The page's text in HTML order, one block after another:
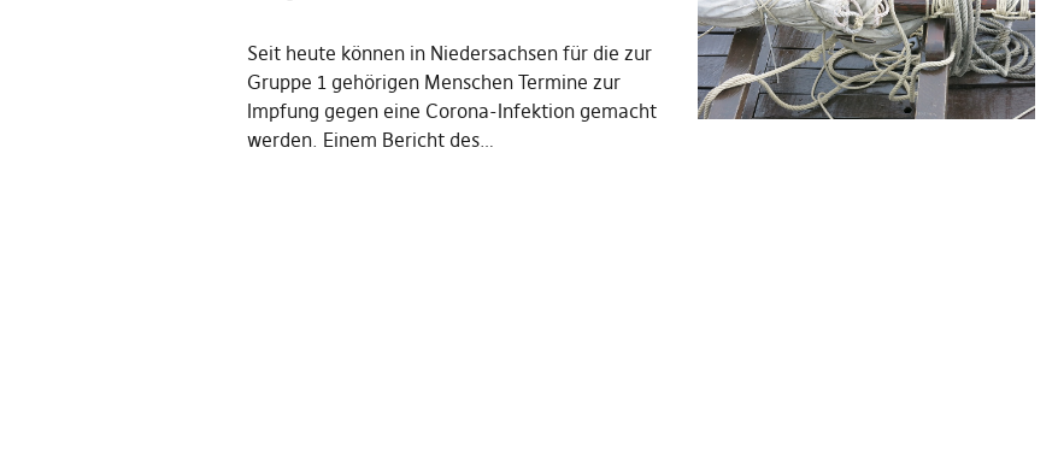
Seit heute können in Niedersachsen für die zur
Gruppe 1 gehörigen Menschen Termine zur
Impfung gegen eine Corona-Infektion gemacht
werden. Einem Bericht des…